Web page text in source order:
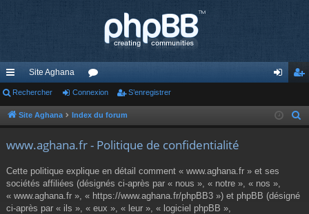
cc
ès
de
Site Aghana
or
u ne nr
Rechercher Connexion S’enregistrer
Site Aghana Index du forum
www.aghana.fr - Politique de confidentialité
Cette politique explique en détail comment « www.aghana.fr » et ses
sociétés affiliées (désignés ci-après par « nous », « notre », « nos »,
« www.aghana.fr », « https://www.aghana.fr/phpBB3 ») et phpBB (désigné
ci-après par « ils », « eux », « leur », « logiciel phpBB »,